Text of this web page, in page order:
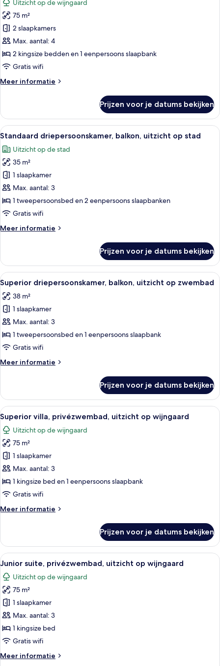
(Elegant
Private
Pool)
Deluxe
villa,
2
slaapkamers,
privézwembad,
uitzicht
wijngaard
Uitzicht op de wijngaard
75 m²
2 slaapkamers
Max. aantal: 4
2 kingsize bedden en 1 eenpersoons slaapbank
Gratis wifi
Meer informatie
Meer
villa,
slaapkamers,
uitzicht
op
wijngaard
Prijzen voor je datums bekijken
Alle
foto's
voor
Standaard
driepersoonskamer,
balkon,
uitzicht
op
laden
Een moderne slaapkamer met een
6
Standaard driepersoonskamer, balkon, uitzicht op stad
Uitzicht op de stad
35 m²
1 slaapkamer
Max. aantal: 3
1 tweepersoonsbed en 2 eenpersoons slaapbanken
Gratis wifi
Meer informatie
Meer
driepersoonskamer,
balkon,
uitzicht
stad
Prijzen voor je datums bekijken
Alle
foto's
voor
Superior
driepersoonskamer,
balkon,
uitzicht
zwembad
Een moderne hotelkamer met een
12
Superior driepersoonskamer, balkon, uitzicht op zwembad
38 m²
1 slaapkamer
Max. aantal: 3
1 tweepersoonsbed en 1 eenpersoons slaapbank
Gratis wifi
Meer informatie
Meer
driepersoonskamer,
balkon,
uitzicht
zwembad
Prijzen voor je datums bekijken
Alle
foto's
voor
Superior
villa,
privézwembad,
uitzicht
op
laden
Een hotelkamer met een bed,
10
Superior villa, privézwembad, uitzicht op wijngaard
Uitzicht op de wijngaard
75 m²
1 slaapkamer
Max. aantal: 3
1 kingsize bed en 1 eenpersoons slaapbank
Gratis wifi
Meer informatie
Meer
villa,
privézwembad,
uitzicht
wijngaard
Prijzen voor je datums bekijken
Alle
foto's
voor
Junior
suite,
privézwembad,
uitzicht
op
laden
Een moderne hotelkamer met een
15
Junior suite, privézwembad, uitzicht op wijngaard
Uitzicht op de wijngaard
75 m²
1 slaapkamer
Max. aantal: 3
1 kingsize bed
Gratis wifi
Meer informatie
Meer